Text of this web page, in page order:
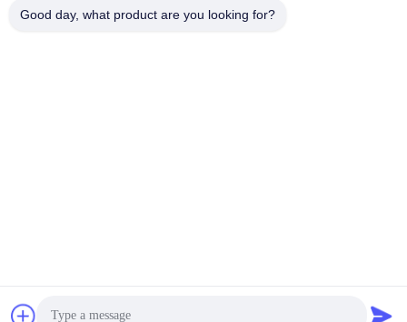
Πολιτική απορρήτου
Good day, what product are you looking for?